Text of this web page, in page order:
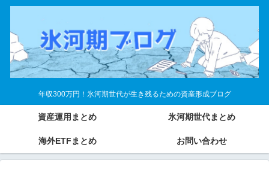
年収300万円！氷河期世代が生き残るための資産形成ブログ
資産運用まとめ 氷河期世代まとめ
海外ETFまとめ お問い合わせ